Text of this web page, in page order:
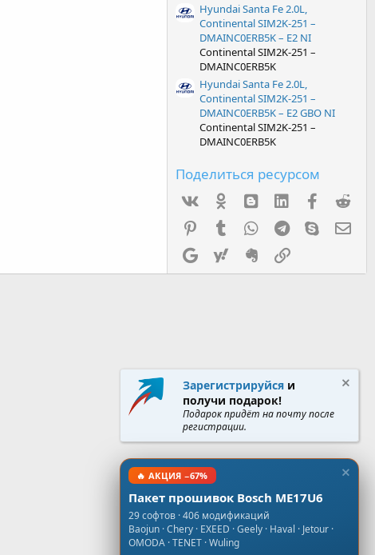
Hyundai Santa Fe 2.0L,
Continental SIM2K-251 –
DMAINC0ERB5K – E2 NI
Continental SIM2K-251 –
DMAINC0ERB5K
Hyundai Santa Fe 2.0L,
Continental SIM2K-251 –
DMAINC0ERB5K – E2 GBO NI
Continental SIM2K-251 –
DMAINC0ERB5K
Поделиться ресурсом
Ok mes_blogger
Linked InFacebook
PinterestTumblr WhatsAppTelegram
Skype
Google Yahoo Evernote
Зарегистрируйся и
получи подарок!
Подарок придёт на почту после
регистрации.
🔥 АКЦИЯ −67%
Пакет прошивок Bosch ME17U6
29 софтов · 406 модификаций
Baojun · Chery · EXEED · Geely · Haval · Jetour ·
OMODA · TENET · Wuling